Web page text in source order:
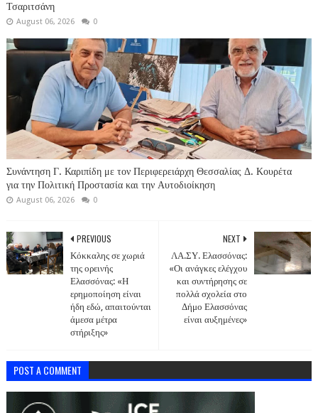
Τσαριτσάνη
August 06, 2026 0
Συνάντηση Γ. Καριπίδη με τον Περιφερειάρχη Θεσσαλίας Δ. Κουρέτα
για την Πολιτική Προστασία και την Αυτοδιοίκηση
August 06, 2026 0
NEXT
ΛΑ.ΣΥ. Ελασσόνας:
«Οι ανάγκες ελέγχου
και συντήρησης σε
πολλά σχολεία στο
Δήμο Ελασσόνας
είναι αυξημένες»
PREVIOUS
Κόκκαλης σε χωριά
της ορεινής
Ελασσόνας: «Η
ερημοποίηση είναι
ήδη εδώ, απαιτούνται
άμεσα μέτρα
στήριξης»
POST A COMMENT